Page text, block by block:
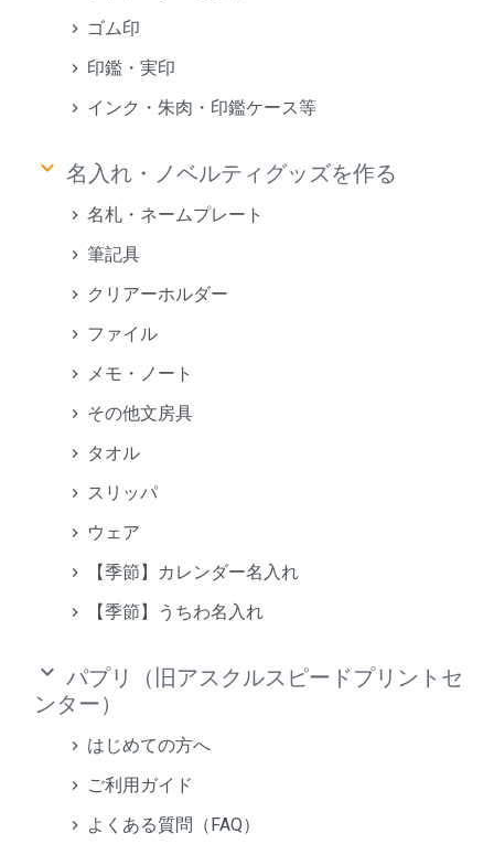
ゴム印
印鑑・実印
インク・朱肉・印鑑ケース等
keyboard_arrow_down 名入れ・ノベルティグッズを作る
名札・ネームプレート
筆記具
クリアーホルダー
ファイル
メモ・ノート
その他文房具
タオル
スリッパ
ウェア
【季節】カレンダー名入れ
【季節】うちわ名入れ
keyboard_arrow_down パプリ（旧アスクルスピードプリントセ
ンター）
はじめての方へ
ご利用ガイド
よくある質問（FAQ）